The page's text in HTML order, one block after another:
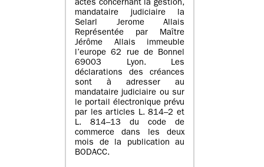
actes concernant la gestion,
mandataire judiciaire la
Selarl Jerome Allais
Représentée par Maître
Jérôme Allais immeuble
l’europe 62 rue de Bonnel
69003 Lyon. Les
déclarations des créances
sont à adresser au
mandataire judiciaire ou sur
le portail électronique prévu
par les articles L. 814–2 et
L. 814–13 du code de
commerce dans les deux
mois de la publication au
BODACC.